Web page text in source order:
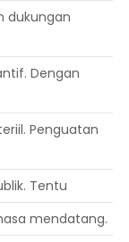
dukungan
Dengan
Penguatan
Tentu
mendatang.